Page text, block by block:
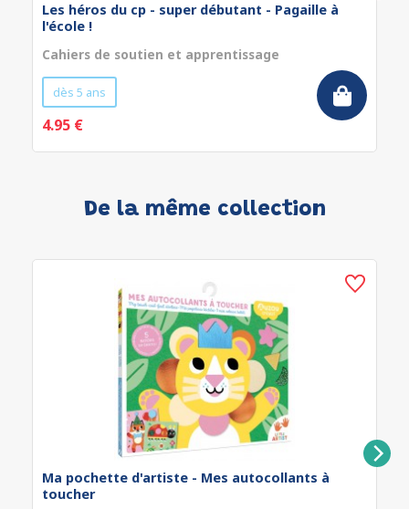
Les héros du cp - super débutant - Pagaille à
l'école !
Cahiers de soutien et apprentissage
dès 5 ans
4.95 €
De la même collection
Ma pochette d'artiste - Mes autocollants à
toucher